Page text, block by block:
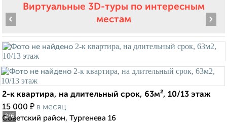
Виртуальные 3D-туры по интересным
местам
2/6
‹ ›
2-к квартира, на длительный срок, 63м², 10/13 этаж
15 000 ₽ в месяц
Советский район, Тургенева 16